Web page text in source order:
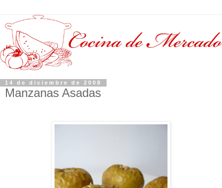
14 de diciembre de 2008
Manzanas Asadas